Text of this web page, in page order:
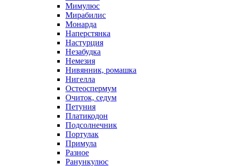
Мимулюс
Мирабилис
Монарда
Наперстянка
Настурция
Незабудка
Немезия
Нивянник, ромашка
Нигелла
Остеоспермум
Очиток, седум
Петуния
Платикодон
Подсолнечник
Портулак
Примула
Разное
Ранункулюс